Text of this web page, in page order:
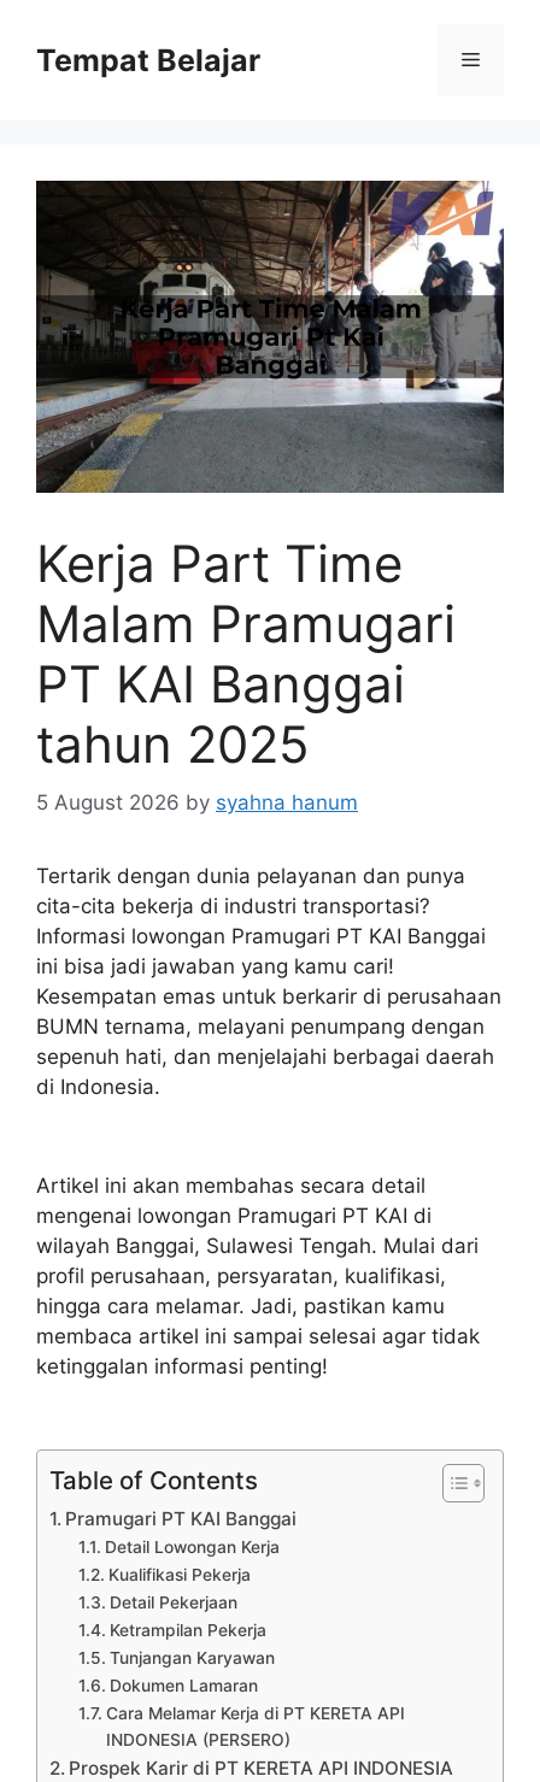
contentTempat Belajar Menu
Kerja Part Time
Malam Pramugari
PT KAI Banggai
tahun 2025
5 August 2026 by syahna hanum
Tertarik dengan dunia pelayanan dan punya
cita-cita bekerja di industri transportasi?
Informasi lowongan Pramugari PT KAI Banggai
ini bisa jadi jawaban yang kamu cari!
Kesempatan emas untuk berkarir di perusahaan
BUMN ternama, melayani penumpang dengan
sepenuh hati, dan menjelajahi berbagai daerah
di Indonesia.
Artikel ini akan membahas secara detail
mengenai lowongan Pramugari PT KAI di
wilayah Banggai, Sulawesi Tengah. Mulai dari
profil perusahaan, persyaratan, kualifikasi,
hingga cara melamar. Jadi, pastikan kamu
membaca artikel ini sampai selesai agar tidak
ketinggalan informasi penting!
Table of Contents
Pramugari PT KAI Banggai
Detail Lowongan Kerja
Kualifikasi Pekerja
Detail Pekerjaan
Ketrampilan Pekerja
Tunjangan Karyawan
Dokumen Lamaran
Cara Melamar Kerja di PT KERETA API
INDONESIA (PERSERO)
Prospek Karir di PT KERETA API INDONESIA